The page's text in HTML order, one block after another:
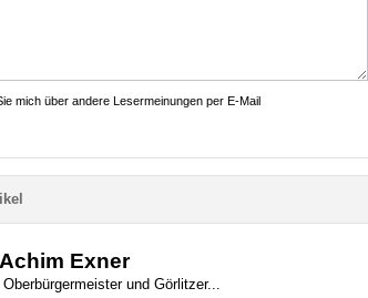
mich über andere Lesermeinungen per E-Mail
Exner
und Görlitzer...